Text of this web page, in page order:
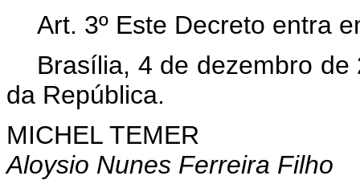
Art. 3º Este Decreto entra
Brasília, 4 de dezembro de
da República.
MICHEL TEMER
Aloysio Nunes Ferreira Filho